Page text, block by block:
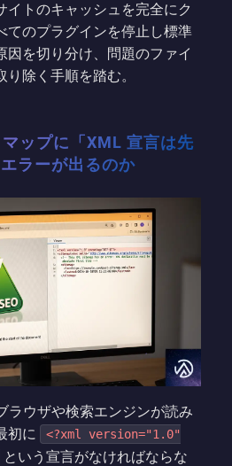
イトのキャッシュを完全にク
てのプラグインを停止し標準
因を切り分け、問題のファイ
除く手順を踏む。
ップに「XML 宣言は先
ラーが出るのか
ラウザや検索エンジンが読み
初に
<?xml version="1.0"
という宣言がなければならな